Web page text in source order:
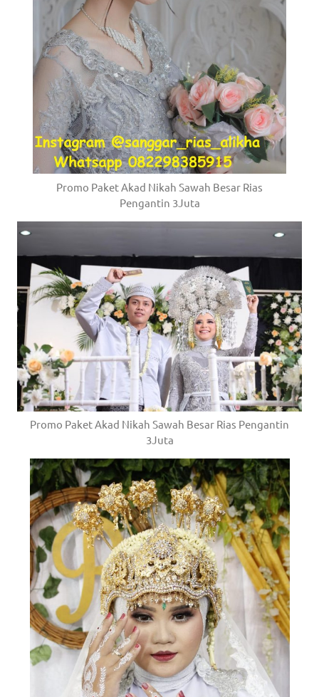
Promo Paket Akad Nikah Sawah Besar Rias
Pengantin 3Juta
Promo Paket Akad Nikah Sawah Besar Rias Pengantin
3Juta